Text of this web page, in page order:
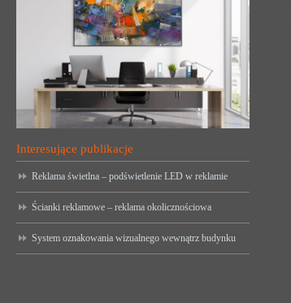
Interesujące publikacje
Reklama świetlna – podświetlenie LED w reklamie
Ścianki reklamowe – reklama okolicznościowa
System oznakowania wizualnego wewnątrz budynku